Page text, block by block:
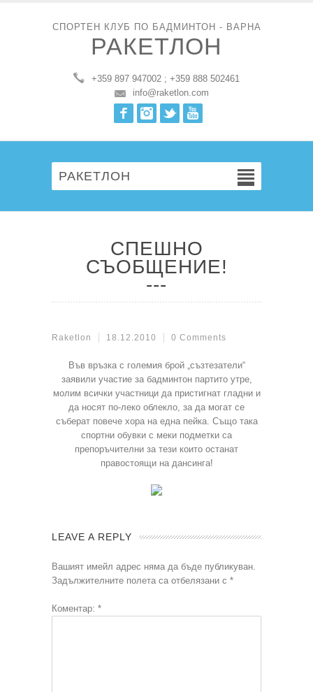
СПОРТЕН КЛУБ ПО БАДМИНТОН - ВАРНА
РАКЕТЛОН
+359 897 947002 ; +359 888 502461
info@raketlon.com
FacebookInstagram
Twitter
РАКЕТЛОН
СПЕШНО
СЪОБЩЕНИЕ!
Raketlon 18.12.2010 0 Comments
Във връзка с големия брой „съзтезатели“
заявили участие за бадминтон партито утре,
молим всички участници да пристигнат гладни и
да носят по-леко облекло, за да могат се
съберат повече хора на една пейка. Също така
спортни обувки с меки подметки са
препоръчителни за тези които останат
правостоящи на дансинга!
LEAVE A REPLY
Вашият имейл адрес няма да бъде публикуван.
Задължителните полета са отбелязани с *
Коментар: *